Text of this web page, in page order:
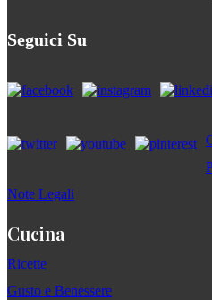
Seguici Su
Note Legali
Cucina
Ricette
Gusto e Benessere